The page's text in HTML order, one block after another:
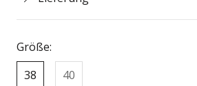
Größe:
38
40